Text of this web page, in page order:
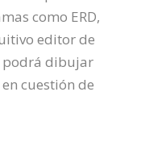
como ERD,
editor de
podrá dibujar
cuestión de